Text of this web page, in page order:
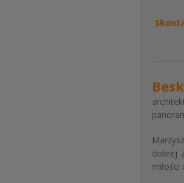
dobrej
miłości